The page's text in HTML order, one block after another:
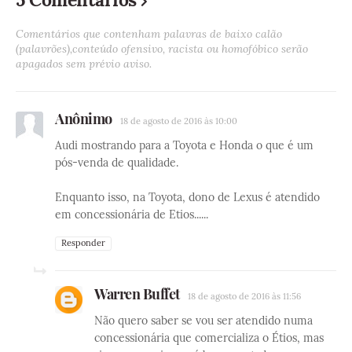
Comentários que contenham palavras de baixo calão
(palavrões),conteúdo ofensivo, racista ou homofóbico serão
apagados sem prévio aviso.
Anônimo 18 de agosto de 2016 às 10:00
Audi mostrando para a Toyota e Honda o que é um
pós-venda de qualidade.
Enquanto isso, na Toyota, dono de Lexus é atendido
em concessionária de Etios......
Responder
Warren Buffet 18 de agosto de 2016 às 11:56
Não quero saber se vou ser atendido numa
concessionária que comercializa o Étios, mas